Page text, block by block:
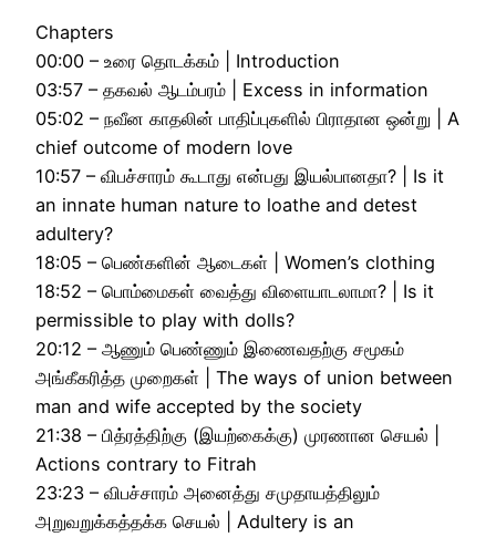
Chapters
00:00 – உரை தொடக்கம் | Introduction
03:57 – தகவல் ஆடம்பரம் | Excess in information
05:02 – நவீன காதலின் பாதிப்புகளில் பிராதான ஒன்று | A
chief outcome of modern love
10:57 – விபச்சாரம் கூடாது என்பது இயல்பானதா? | Is it
an innate human nature to loathe and detest
adultery?
18:05 – பெண்களின் ஆடைகள் | Women’s clothing
18:52 – பொம்மைகள் வைத்து விளையாடலாமா? | Is it
permissible to play with dolls?
20:12 – ஆணும் பெண்ணும் இணைவதற்கு சமூகம்
அங்கீகரித்த முறைகள் | The ways of union between
man and wife accepted by the society
21:38 – பித்ரத்திற்கு (இயற்கைக்கு) முரணான செயல் |
Actions contrary to Fitrah
23:23 – விபச்சாரம் அனைத்து சமுதாயத்திலும்
அறுவறுக்கத்தக்க செயல் | Adultery is an